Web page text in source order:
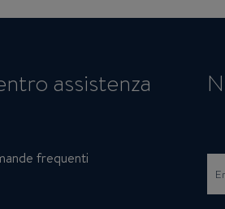
assistenza
frequenti